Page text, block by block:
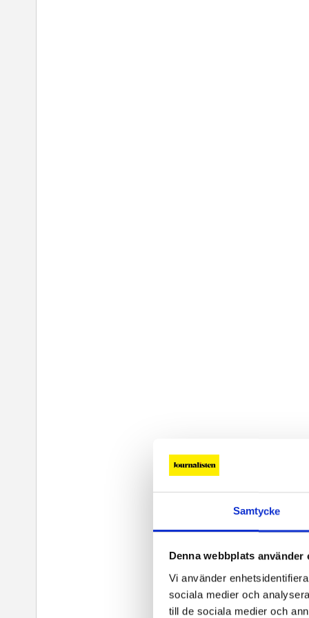
Samtycke
Denna webbplats använder
Vi använder
sociala medier och
till de sociala medier och